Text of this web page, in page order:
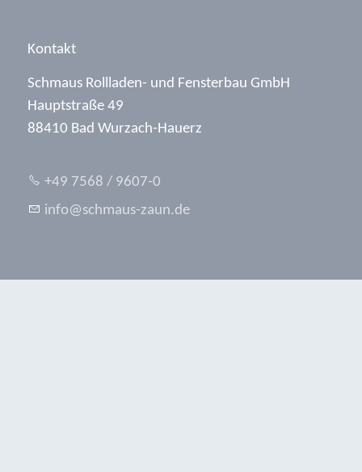
Kontakt
Schmaus Rollladen- und Fensterbau GmbH
Hauptstraße 49
88410 Bad Wurzach-Hauerz
+49 7568 / 9607-0
nf
schm s-z n d